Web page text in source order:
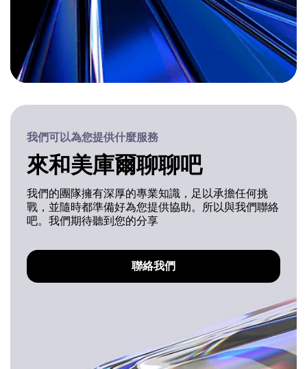
我們可以為您提供什麼服務
來和美庫爾聊聊吧
我們的團隊擁有深厚的專業知識，足以承擔任何挑
戰，並隨時都準備好為您提供協助。所以與我們聯絡
吧。我們期待聽到您的分享
聯絡我們